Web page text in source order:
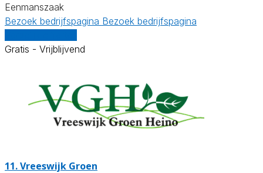
Eenmanszaak
Bezoek bedrijfspagina Bezoek bedrijfspagina
Gratis - Vrijblijvend
11.Vreeswijk Groen